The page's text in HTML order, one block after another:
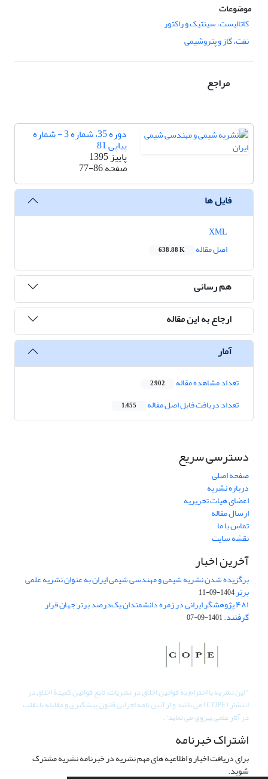
موضوعات
کاتالیست، سینتیک و راکتور
نفت، گاز و پتروشیمی
مراجع
دوره 35، شماره 3 - شماره
پیاپی 81
پاییز 1395
صفحه77-86
فایل ها
اصل مقاله
638.88 K
هم رسانی
ارجاع به این مقاله
آمار
تعداد مشاهده مقاله 2,902
تعداد دریافت فایل اصل مقاله 1,455
دسترسی سریع
صفحه اصلی
درباره نشریه
اعضای هیات تحریریه
ارسال مقاله
تماس با ما
نقشه سایت
آخرین اخبار
برگزیده شدن نشریه شیمی و مهندسی شیمی ایران به عنوان نشریه علمی
برتر1404-09-11
۴۸۱ پژوهشگر ایرانی در زمره دانشمندان یک‌درصد برتر جهان قرار
گرفتند.1401-09-07
"این نشریه با احترام به قوانین اخلاق در نشریات، تابع قوانین کمیتۀ اخلاق در
انتشار (COPE) می باشد و از آیین نامه اجرایی قانون پیشگیری و مقابله با تقلب
در آثار علمی پیروی می نماید".
اشتراک خبرنامه
برای دریافت اخبار و اطلاعیه های مهم نشریه در خبرنامه نشریه مشترک
شوید.